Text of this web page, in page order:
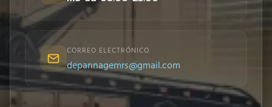
CORREO ELECTRÓNICO
depannagemrs@gmail.com